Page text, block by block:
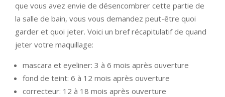
que vous avez envie de désencombrer cette partie de
la salle de bain, vous vous demandez peut-être quoi
garder et quoi jeter. Voici un bref récapitulatif de quand
jeter votre maquillage:
mascara et eyeliner: 3 à 6 mois après ouverture
fond de teint: 6 à 12 mois après ouverture
correcteur: 12 à 18 mois après ouverture